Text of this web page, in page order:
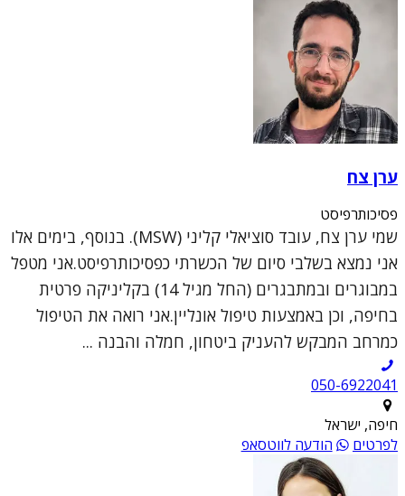
ערן צח
פסיכותרפיסט
שמי ערן צח, עובד סוציאלי קליני (MSW). בנוסף, בימים אלו
אני נמצא בשלבי סיום של הכשרתי כפסיכותרפיסט.אני מטפל
במבוגרים ובמתבגרים (החל מגיל 14) בקליניקה פרטית
בחיפה, וכן באמצעות טיפול אונליין.אני רואה את הטיפול
כמרחב המבקש להעניק ביטחון, חמלה והבנה ...
050-6922041
חיפה, ישראל
לפרטים
הודעה לווטסאפ